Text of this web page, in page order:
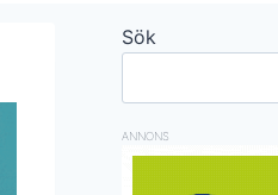
Sök
ANNONS